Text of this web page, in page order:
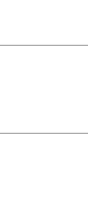
و جلوگیری از فراموشی.